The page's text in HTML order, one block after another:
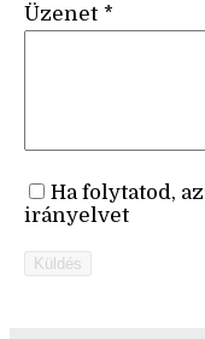
Üzenet *
Ha folytatod,
irányelvet
Küldés